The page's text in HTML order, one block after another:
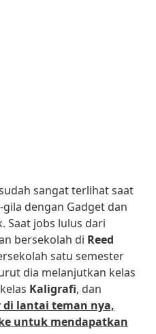
sangat terlihat saat
dengan Gadget dan
Saat jobs lulus dari
bersekolah di Reed
satu semester
dia melanjutkan kelas
Kaligrafi, dan
lantai teman nya,
untuk mendapatkan